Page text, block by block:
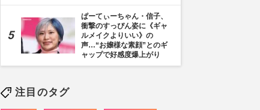
ぱーてぃーちゃん・信子、
衝撃のすっぴん姿に《ギャ
ルメイクよりいい》の
声…“お嬢様な素顔”とのギ
ャップで好感度爆上がり
注目のタグ